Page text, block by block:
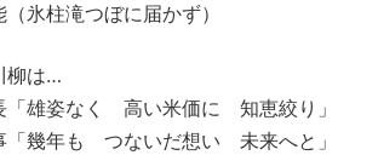
氷柱滝つぼに届かず）
柳は…
「雄姿なく 高い米価に 知恵絞り」
「幾年も つないだ想い 未来へと」